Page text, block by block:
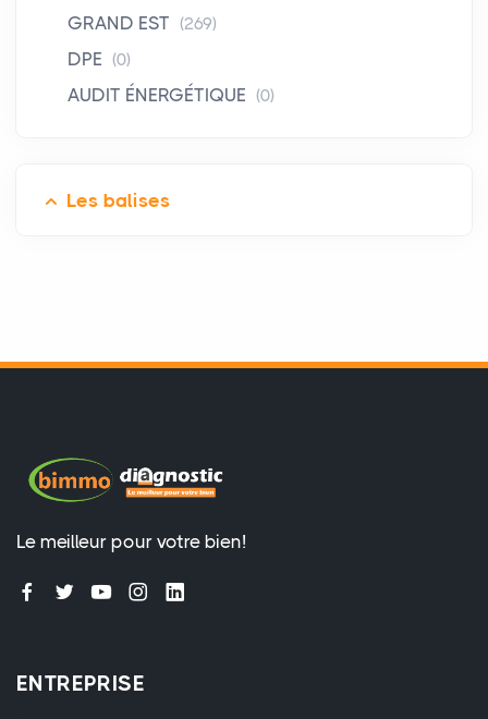
GRAND EST (269)
DPE (0)
AUDIT ÉNERGÉTIQUE (0)
Les balises
Le meilleur pour votre bien!
ENTREPRISE